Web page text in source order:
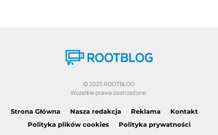
© 2025 ROOTBLOG
Wszelkie prawa zastrzeżone.
Strona Główna Nasza redakcja Reklama
Kontakt
Polityka plików cookies
Polityka prywatności